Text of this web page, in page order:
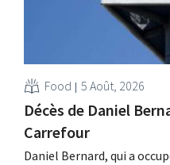
Food 5 Août, 2026
Décès de Daniel
Carrefour
Daniel Bernard, qui a